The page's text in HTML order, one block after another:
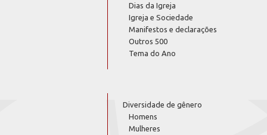
Dias da Igreja
Igreja e Sociedade
Manifestos e declarações
Outros 500
Tema do Ano
Diversidade de gênero
Homens
Mulheres